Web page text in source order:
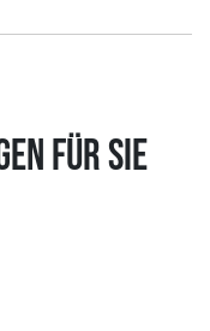
FÜR SIE